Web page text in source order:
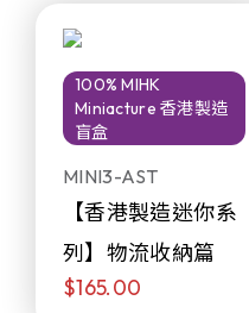
100% MIHK
Miniacture 香港製造
盲盒
MINI3-AST
【香港製造迷你系
列】物流收納篇
$165.00